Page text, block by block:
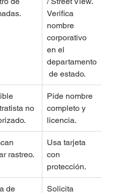
Verifica
nombre
corporativo
en el
departamento
de estado.
no
Pide nombre
completo y
licencia.
rastreo.
Usa tarjeta
con
protección.
de
Solicita